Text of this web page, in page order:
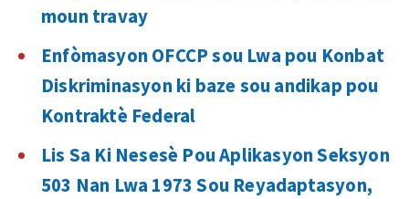
moun travay
Enfòmasyon OFCCP sou Lwa pou Konbat
Diskriminasyon ki baze sou andikap pou
Kontraktè Federal
Lis Sa Ki Nesesè Pou Aplikasyon Seksyon
503 Nan Lwa 1973 Sou Reyadaptasyon,